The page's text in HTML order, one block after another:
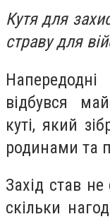
Кутя для
страву для
відбувся
куті, який
родинами та
Захід став
скільки